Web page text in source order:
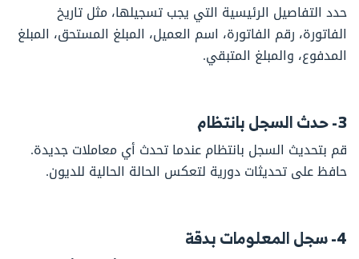
حدد التفاصيل الرئيسية التي يجب تسجيلها، مثل تاريخ
الفاتورة، رقم الفاتورة، اسم العميل، المبلغ المستحق، المبلغ
المدفوع، والمبلغ المتبقي.
3- حدث السجل بانتظام
قم بتحديث السجل بانتظام عندما تحدث أي معاملات جديدة.
حافظ على تحديثات دورية لتعكس الحالة الحالية للديون.
4- سجل المعلومات بدقة